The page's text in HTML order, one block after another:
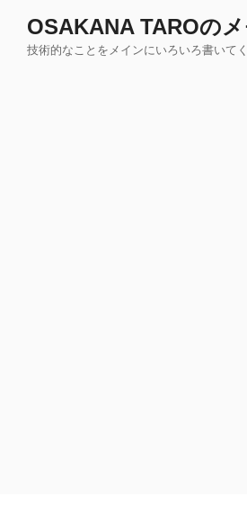
OSAKANA TAROの
技術的なことをメインにいろいろ書いて